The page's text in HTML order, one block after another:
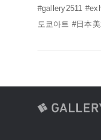
#gallery2511
도쿄아트 #日本